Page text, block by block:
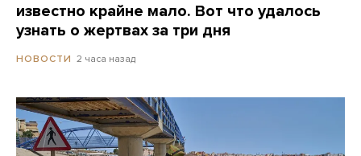
известно крайне мало. Вот что удалось
узнать о жертвах за три дня
НОВОСТИ 2 часа назад